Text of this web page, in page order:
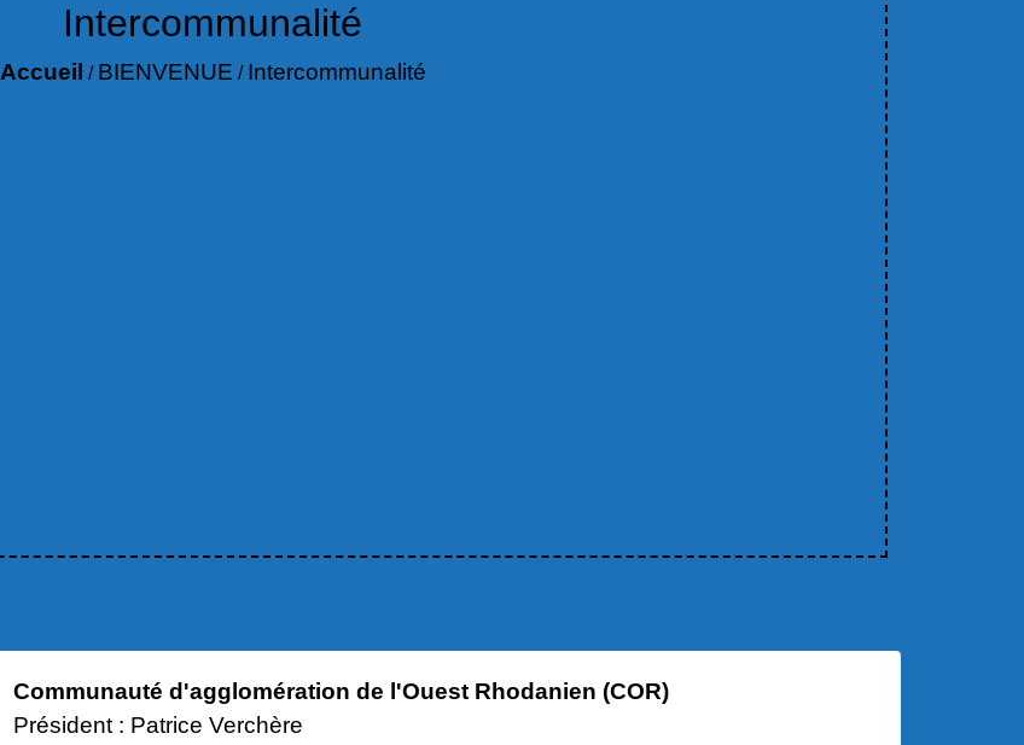
Intercommunalité
Accueil / BIENVENUE / Intercommunalité
Communauté d'agglomération de l'Ouest Rhodanien (COR)
Président : Patrice Verchère